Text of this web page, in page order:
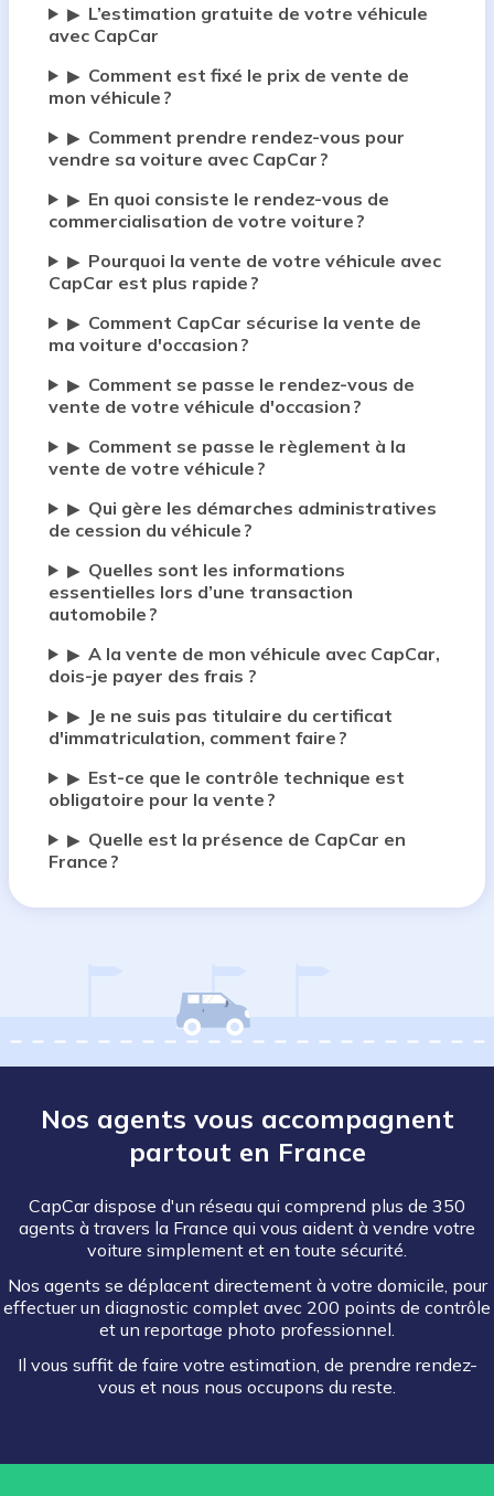
▶ L’estimation gratuite de votre véhicule
avec CapCar
▶ Comment est fixé le prix de vente de
mon véhicule ?
▶ Comment prendre rendez-vous pour
vendre sa voiture avec CapCar ?
▶ En quoi consiste le rendez-vous de
commercialisation de votre voiture ?
▶ Pourquoi la vente de votre véhicule avec
CapCar est plus rapide ?
▶ Comment CapCar sécurise la vente de
ma voiture d'occasion ?
▶ Comment se passe le rendez-vous de
vente de votre véhicule d'occasion ?
▶ Comment se passe le règlement à la
vente de votre véhicule ?
▶ Qui gère les démarches administratives
de cession du véhicule ?
▶ Quelles sont les informations
essentielles lors d’une transaction
automobile ?
▶ A la vente de mon véhicule avec CapCar,
dois-je payer des frais ?
▶
Je ne suis pas titulaire du certificat
d'immatriculation, comment faire ?
▶ Est-ce que le contrôle technique est
obligatoire pour la vente ?
▶ Quelle est la présence de CapCar en
France ?
Nos agents vous accompagnent
partout en France
CapCar dispose d'un réseau qui comprend plus de 350
agents à travers la France qui vous aident à vendre votre
voiture simplement et en toute sécurité.
Nos agents se déplacent directement à votre domicile, pour
effectuer un diagnostic complet avec 200 points de contrôle
et un reportage photo professionnel.
Il vous suffit de faire votre estimation, de prendre rendez-
vous et nous nous occupons du reste.